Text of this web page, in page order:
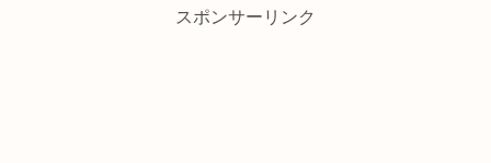
スポンサーリンク